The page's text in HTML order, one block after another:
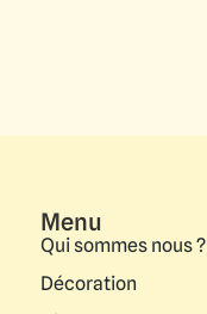
Menu
Qui sommes nous ?
Décoration